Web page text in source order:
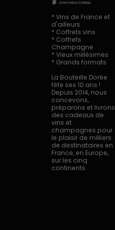
* Vins de France et
d'ailleurs
* Coffrets vins
* Coffrets
Champagne
* Vieux millésimes
* Grands formats
La Bouteille Dorée
fête ses 10 ans !
Depuis 2014, nous
concevons,
préparons et livrons
des cadeaux de
vins et
champagnes pour
le plaisir de milliers
de destinataires en
France, en Europe,
sur les cinq
continents.